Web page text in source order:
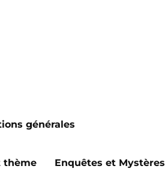
générales
thème Enquêtes et Mystères